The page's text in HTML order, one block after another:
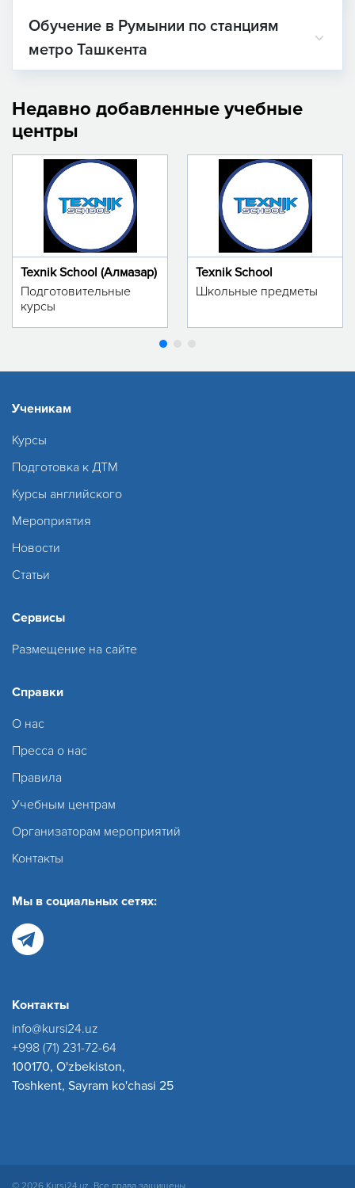
Обучение в Румынии по станциям
метро Ташкента
Недавно добавленные учебные
центры
Texnik School (Алмазар)
Подготовительные
курсы
Texnik School
Школьные предметы
Ученикам
Курсы
Подготовка к ДТМ
Курсы английского
Мероприятия
Новости
Статьи
Сервисы
Размещение на сайте
Справки
О нас
Пресса о нас
Правила
Учебным центрам
Организаторам мероприятий
Контакты
Мы в социальных сетях:
Контакты
info@kursi24.uz
+998 (71) 231-72-64
100170, O'zbekiston,
Toshkent, Sayram ko'chasi 25